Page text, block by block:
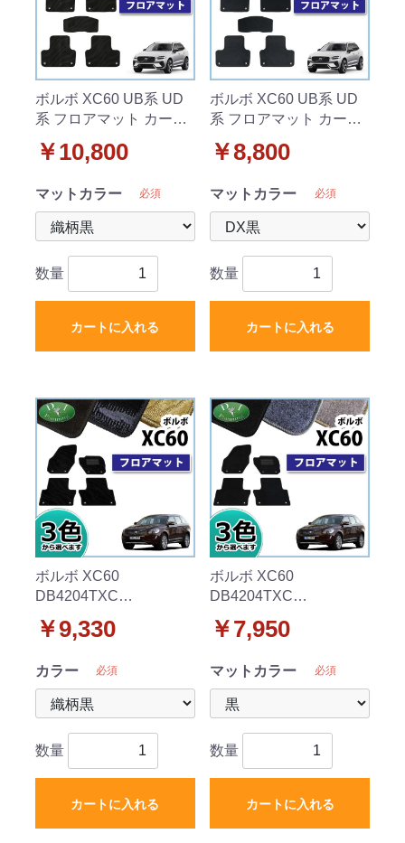
ボルボ XC60 UB系 UD
系 フロアマット カーマ
製品
￥10,800
マットカラー 必須
数量
カートに入れる
ボルボ XC60 UB系 UD
系 フロアマット カーマ
品
￥8,800
マットカラー 必須
数量
カートに入れる
ボルボ XC60
DB4204TXC
ト 織柄シリーズ
￥9,330
カラー 必須
数量
カートに入れる
ボルボ XC60
DB4204TXC
ト DXシリーズ
￥7,950
マットカラー 必須
数量
カートに入れる